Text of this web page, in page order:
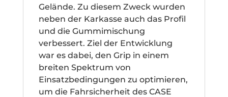
Gelände. Zu diesem Zweck wurden
neben der Karkasse auch das Profil
und die Gummimischung
verbessert. Ziel der Entwicklung
war es dabei, den Grip in einem
breiten Spektrum von
Einsatzbedingungen zu optimieren,
um die Fahrsicherheit des CASE